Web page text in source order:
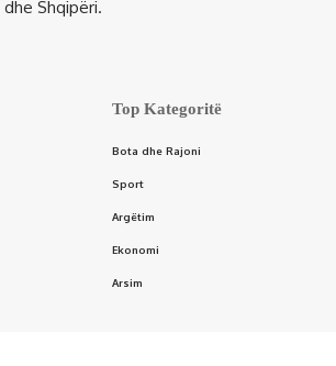
Shqipëri.
Top Kategoritë
Bota dhe Rajoni
Sport
Argëtim
Ekonomi
Arsim